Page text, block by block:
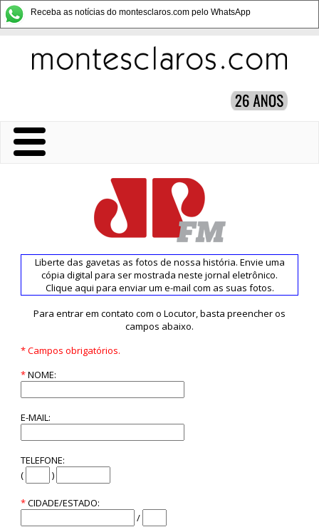
Receba as notícias do montesclaros.com pelo WhatsApp
Liberte das gavetas as fotos de nossa história. Envie uma
cópia digital para ser mostrada neste jornal eletrônico.
Clique aqui para enviar um e-mail com as suas fotos.
Para entrar em contato com o Locutor, basta preencher os
campos abaixo.
* Campos obrigatórios.
*NOME:
E-MAIL:
TELEFONE:
(
)
*CIDADE/ESTADO:
/